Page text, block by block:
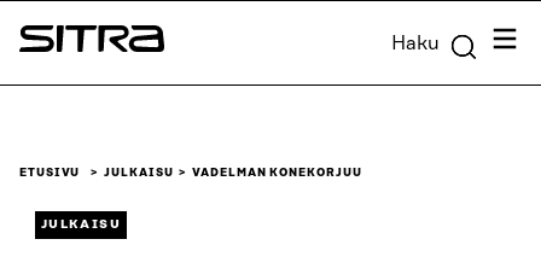
Siirry
suoraan
Sitra Haku
ETUSIVU JULKAISU VADELMAN KONEKORJUU
JULKAISU